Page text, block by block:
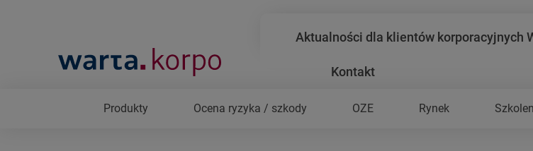
Aktualności dla klientów korporacyjnych
Produkty Ocena ryzyka / szkody OZE Rynek
Kontakt